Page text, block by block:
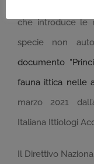
che introduce le
specie non
documento
fauna ittica nelle
marzo 2021
Italiana Ittiologi
Il Direttivo